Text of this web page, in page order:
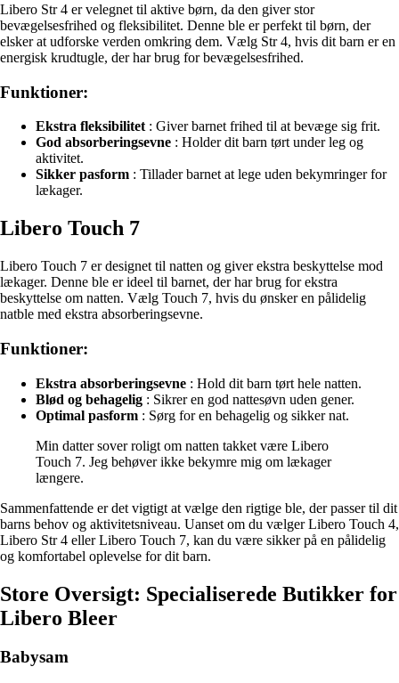
Libero Str 4 er velegnet til aktive børn, da den giver stor
bevægelsesfrihed og fleksibilitet. Denne ble er perfekt til børn, der
elsker at udforske verden omkring dem. Vælg Str 4, hvis dit barn er en
energisk krudtugle, der har brug for bevægelsesfrihed.
Funktioner:
Ekstra fleksibilitet : Giver barnet frihed til at bevæge sig frit.
God absorberingsevne : Holder dit barn tørt under leg og
aktivitet.
Sikker pasform : Tillader barnet at lege uden bekymringer for
lækager.
Libero Touch 7
Libero Touch 7 er designet til natten og giver ekstra beskyttelse mod
lækager. Denne ble er ideel til barnet, der har brug for ekstra
beskyttelse om natten. Vælg Touch 7, hvis du ønsker en pålidelig
natble med ekstra absorberingsevne.
Funktioner:
Ekstra absorberingsevne : Hold dit barn tørt hele natten.
Blød og behagelig : Sikrer en god nattesøvn uden gener.
Optimal pasform : Sørg for en behagelig og sikker nat.
Min datter sover roligt om natten takket være Libero
Touch 7. Jeg behøver ikke bekymre mig om lækager
længere.
Sammenfattende er det vigtigt at vælge den rigtige ble, der passer til dit
barns behov og aktivitetsniveau. Uanset om du vælger Libero Touch 4,
Libero Str 4 eller Libero Touch 7, kan du være sikker på en pålidelig
og komfortabel oplevelse for dit barn.
Store Oversigt: Specialiserede Butikker for
Libero Bleer
Babysam